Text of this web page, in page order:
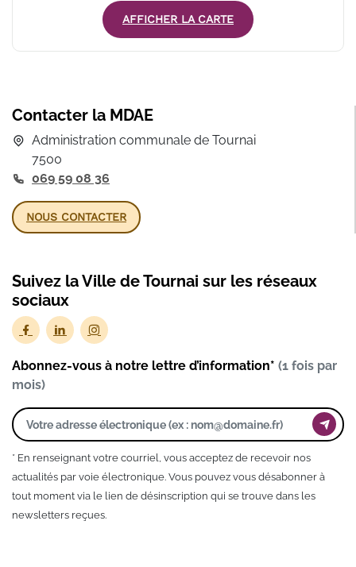
AFFICHER LA CARTE
Contacter la MDAE
Administration communale de Tournai
7500
069 59 08 36
NOUS CONTACTER
Suivez la Ville de Tournai sur les réseaux
sociaux
Abonnez-vous à notre lettre d’information* (1 fois par
mois)
* En renseignant votre courriel, vous acceptez de recevoir nos
actualités par voie électronique. Vous pouvez vous désabonner à
tout moment via le lien de désinscription qui se trouve dans les
newsletters reçues.